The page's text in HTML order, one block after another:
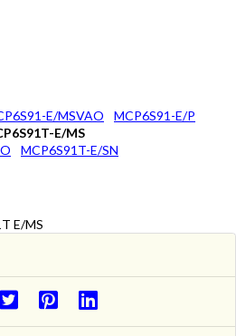
E/MSVAO
MCP6S91-E/P
E/MS
MCP6S91T-E/SN
E/MS